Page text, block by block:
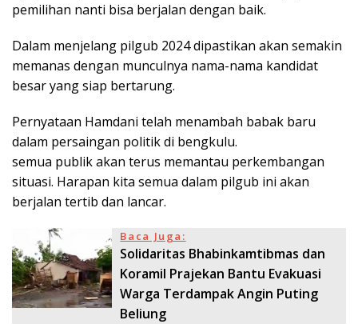
pemilihan nanti bisa berjalan dengan baik.
Dalam menjelang pilgub 2024 dipastikan akan semakin
memanas dengan munculnya nama-nama kandidat
besar yang siap bertarung.
Pernyataan Hamdani telah menambah babak baru
dalam persaingan politik di bengkulu.
semua publik akan terus memantau perkembangan
situasi. Harapan kita semua dalam pilgub ini akan
berjalan tertib dan lancar.
Baca Juga:
Solidaritas Bhabinkamtibmas dan
Koramil Prajekan Bantu Evakuasi
Warga Terdampak Angin Puting
Beliung